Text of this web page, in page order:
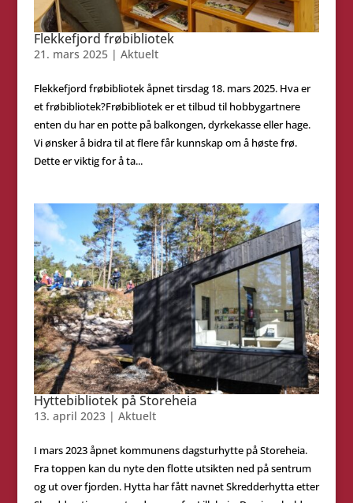
Flekkefjord frøbibliotek
21. mars 2025| Aktuelt
Flekkefjord frøbibliotek åpnet tirsdag 18. mars 2025. Hva er
et frøbibliotek?Frøbibliotek er et tilbud til hobbygartnere
enten du har en potte på balkongen, dyrkekasse eller hage.
Vi ønsker å bidra til at flere får kunnskap om å høste frø.
Dette er viktig for å ta...
Hyttebibliotek på Storeheia
13. april 2023| Aktuelt
I mars 2023 åpnet kommunens dagsturhytte på Storeheia.
Fra toppen kan du nyte den flotte utsikten ned på sentrum
og ut over fjorden. Hytta har fått navnet Skredderhytta etter